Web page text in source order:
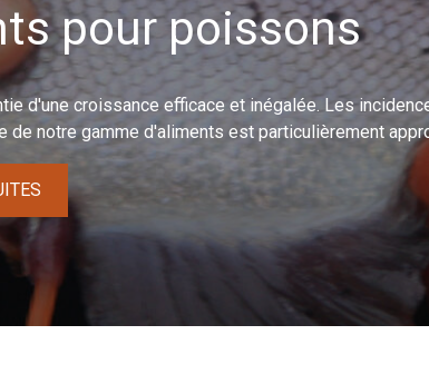
pour poissons
d'une croissance efficace et inégalée. Les
de notre gamme d'aliments est particulièrement